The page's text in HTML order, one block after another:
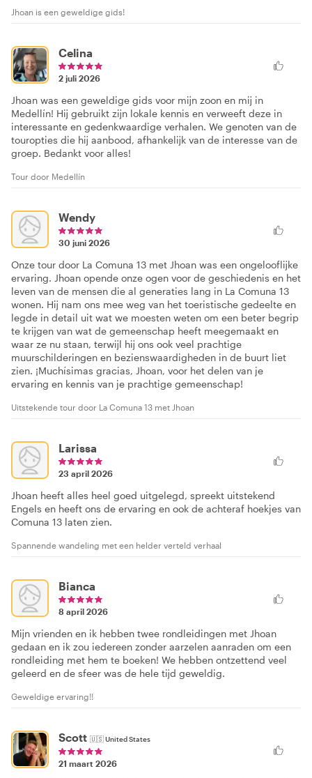
Jhoan is een geweldige gids!
Celina
2 juli 2026
Jhoan was een geweldige gids voor mijn zoon en mij in
Medellín! Hij gebruikt zijn lokale kennis en verweeft deze in
interessante en gedenkwaardige verhalen. We genoten van de
touropties die hij aanbood, afhankelijk van de interesse van de
groep. Bedankt voor alles!
Tour door Medellín
Wendy
30 juni 2026
Onze tour door La Comuna 13 met Jhoan was een ongelooflijke
ervaring. Jhoan opende onze ogen voor de geschiedenis en het
leven van de mensen die al generaties lang in La Comuna 13
wonen. Hij nam ons mee weg van het toeristische gedeelte en
legde in detail uit wat we moesten weten om een beter begrip
te krijgen van wat de gemeenschap heeft meegemaakt en
waar ze nu staan, terwijl hij ons ook veel prachtige
muurschilderingen en bezienswaardigheden in de buurt liet
zien. ¡Muchísimas gracias, Jhoan, voor het delen van je
ervaring en kennis van je prachtige gemeenschap!
Uitstekende tour door La Comuna 13 met Jhoan
Larissa
23 april 2026
Jhoan heeft alles heel goed uitgelegd, spreekt uitstekend
Engels en heeft ons de ervaring en ook de achteraf hoekjes van
Comuna 13 laten zien.
Spannende wandeling met een helder verteld verhaal
Bianca
8 april 2026
Mijn vrienden en ik hebben twee rondleidingen met Jhoan
gedaan en ik zou iedereen zonder aarzelen aanraden om een
rondleiding met hem te boeken! We hebben ontzettend veel
geleerd en de sfeer was de hele tijd geweldig.
Geweldige ervaring!!
Scott 🇺🇸United States
21 maart 2026